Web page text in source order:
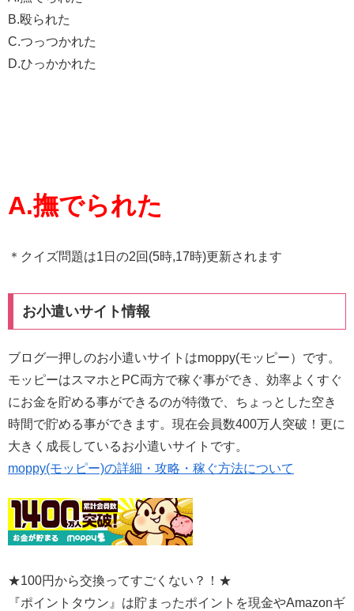
B.殴られた
C.つっつかれた
D.ひっかかれた
A.撫でられた
＊クイズ問題は1日の2回(5時,17時)更新されます
お小遣いサイト情報
ブログ一押しのお小遣いサイトはmoppy(モッピー）です。
モッピーはスマホとPC両方で稼ぐ事ができ、効率よくすぐ
にお金を貯める事ができるのが特徴で、ちょっとした空き
時間で貯める事ができます。現在会員数400万人突破！更に
大きく成長しているお小遣いサイトです。
moppy(モッピー)の詳細・攻略・稼ぐ方法について
★100円から交換ってすごくない？！★
『ポイントタウン』は貯まったポイントを現金やAmazonギ